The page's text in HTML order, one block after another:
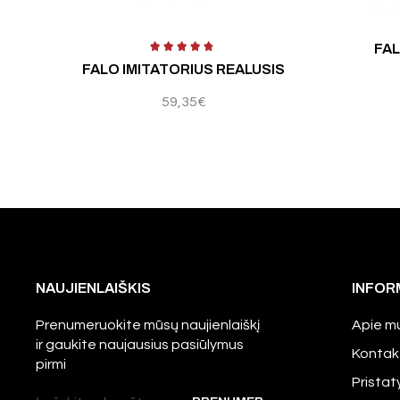
FALO IMITATORIUS REALUSIS
59,35€
NAUJIENLAIŠKIS
Prenumeruokite mūsų naujienlaiškį
ir gaukite naujausius pasiūlymus
pirmi
Apie